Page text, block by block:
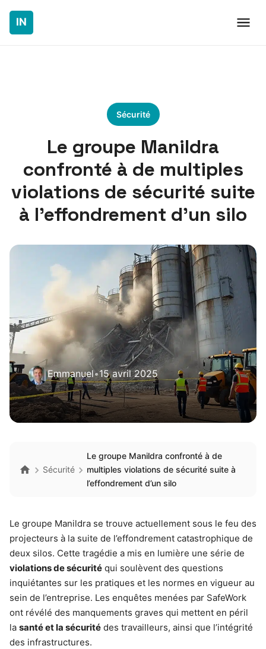
Sécurité
Le groupe Manildra
confronté à de multiples
violations de sécurité suite
à l’effondrement d’un silo
Emmanuel•15 avril 2025
Sécurité
Le groupe Manildra confronté à de
multiples violations de sécurité suite à
l’effondrement d’un silo
Le groupe Manildra se trouve actuellement sous le feu des
projecteurs à la suite de l’effondrement catastrophique de
deux silos. Cette tragédie a mis en lumière une série de
violations de sécurité qui soulèvent des questions
inquiétantes sur les pratiques et les normes en vigueur au
sein de l’entreprise. Les enquêtes menées par SafeWork
ont révélé des manquements graves qui mettent en péril
la santé et la sécurité des travailleurs, ainsi que l’intégrité
des infrastructures.